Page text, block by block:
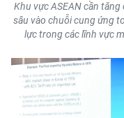
Khu vực ASEAN cần
sâu vào chuỗi cung ứng
lực trong các lĩnh vực